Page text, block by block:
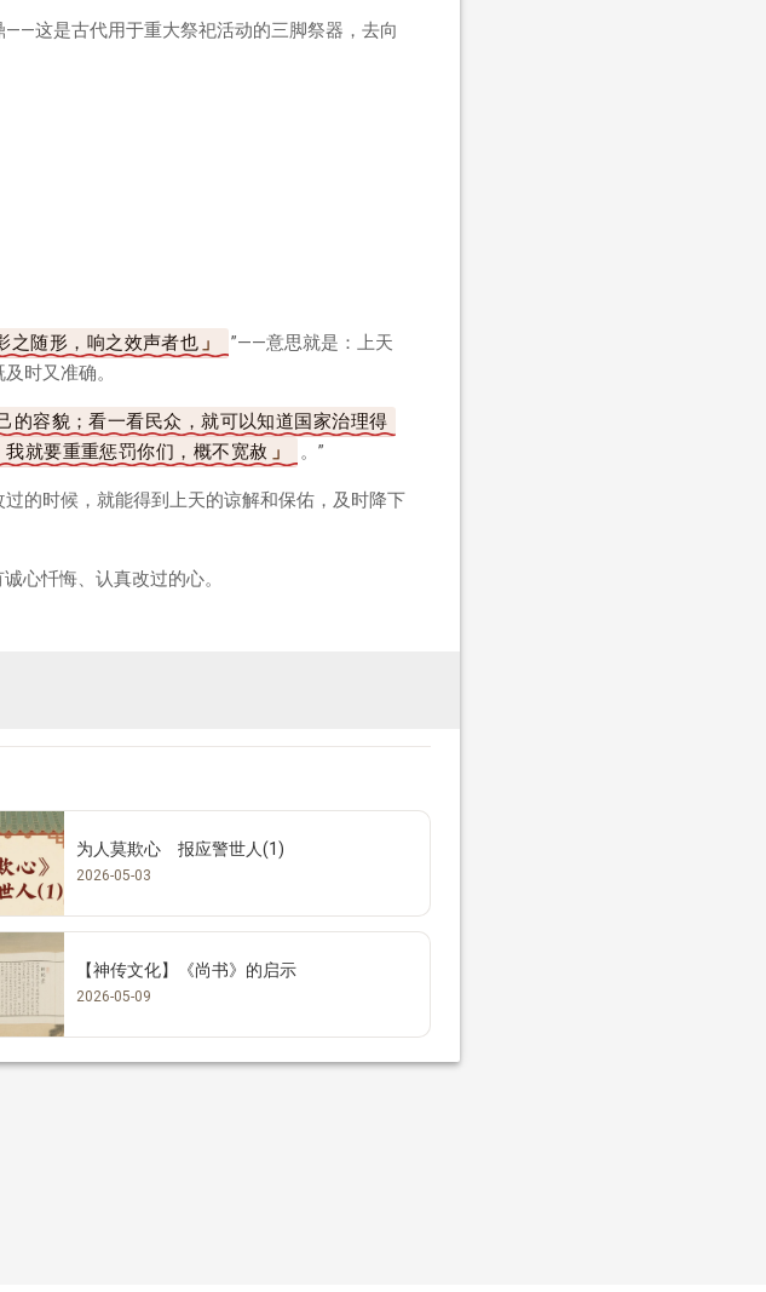
这是古代用于重大祭祀活动的三脚祭器，去向
之随形，响之效声者也
”——意思就是：上天
时又准确。
的容貌；看一看民众，就可以知道国家治理得
就要重重惩罚你们，概不宽赦 。”
的时候，就能得到上天的谅解和保佑，及时降下
心忏悔、认真改过的心。
为人莫欺心 报应警世人(1)
2026-05-03
【神传文化】《尚书》的启示
2026-05-09